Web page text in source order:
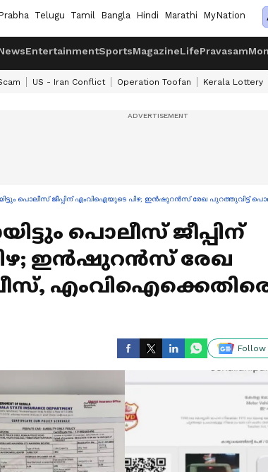
Telugu Tamil Bangla Hindi Marathi MyNation
EntertainmentSportsMagazineLifePravasam
US - Iran Conflict Operation Toofan Kerala Lottery
പൊലീസ് ജീപ്പിന് എംവിഐയുടെ പിഴ; ഇൻഷുറൻസ് രേഖ പുറത്തുവിട്ട്
പൊലീസ് ജീപ്പിന്
ഇൻഷുറൻസ് രേഖ
Follow